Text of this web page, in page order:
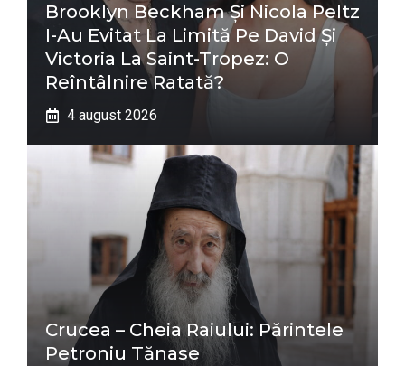
Brooklyn Beckham Și Nicola Peltz
I-Au Evitat La Limită Pe David Și
Victoria La Saint-Tropez: O
Reîntâlnire Ratată?
4 august 2026
Crucea – Cheia Raiului: Părintele
Petroniu Tănase